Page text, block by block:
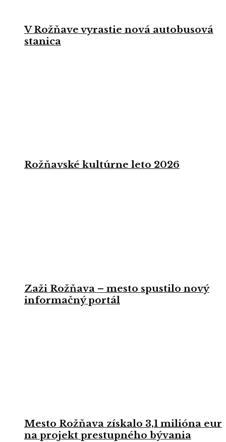
V Rožňave vyrastie nová autobusová
stanica
Rožňavské kultúrne leto 2026
Zaži Rožňava – mesto spustilo nový
informačný portál
Mesto Rožňava získalo 3,1 milióna eur
na projekt prestupného bývania